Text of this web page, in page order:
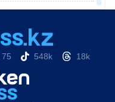
75 548k 18k